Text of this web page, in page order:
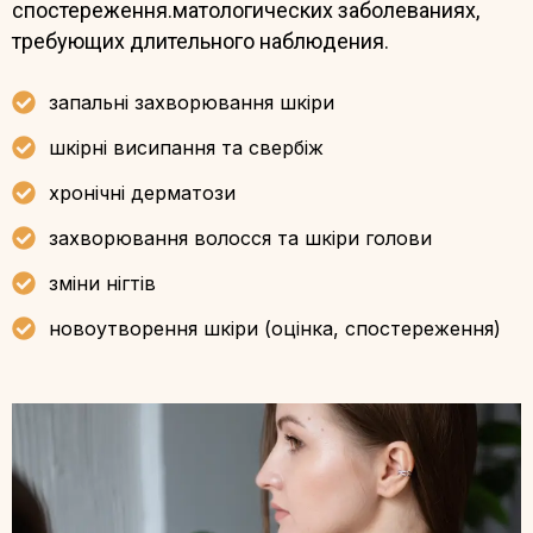
спостереження.матологических заболеваниях,
требующих длительного наблюдения.
запальні захворювання шкіри
шкірні висипання та свербіж
хронічні дерматози
захворювання волосся та шкіри голови
зміни нігтів
новоутворення шкіри (оцінка, спостереження)